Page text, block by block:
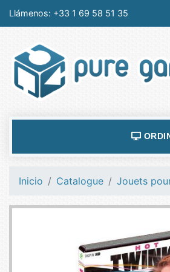
Llámenos: +33 1 69 58 51 35
Inicio Catalogue Jouets